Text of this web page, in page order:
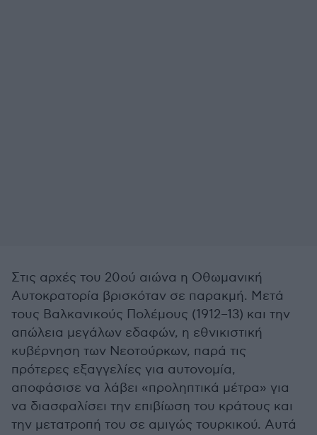
Στις αρχές του 20ού αιώνα η Οθωμανική
Αυτοκρατορία βρισκόταν σε παρακμή. Μετά
τους Βαλκανικούς Πολέμους (1912–13) και την
απώλεια μεγάλων εδαφών, η εθνικιστική
κυβέρνηση των Νεοτούρκων, παρά τις
πρότερες εξαγγελίες για αυτονομία,
αποφάσισε να λάβει «προληπτικά μέτρα» για
να διασφαλίσει την επιβίωση του κράτους και
την μετατροπή του σε αμιγώς τουρκικού. Αυτά